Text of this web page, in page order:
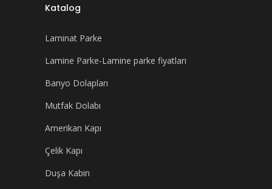
Katalog
Laminat Parke
Lamine Parke-Lamine parke fiyatları
Banyo Dolapları
Mutfak Dolabı
Amerikan Kapı
Çelik Kapı
Duşa Kabin